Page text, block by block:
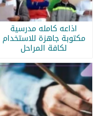
اذاعه كامله مدرسية
مكتوبة جاهزة للاستخدام
لكافة المراحل